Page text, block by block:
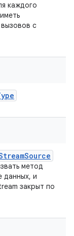
каждого
с
Source
метод
данных, и
закрыт по